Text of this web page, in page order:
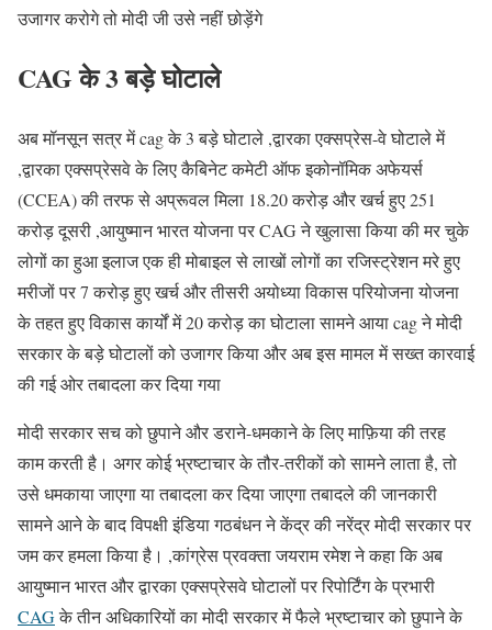
उजागर करोगे तो मोदी जी उसे नहीं छोड़ेंगे
CAG के 3 बड़े घोटाले
अब मॉनसून सत्र में cag के 3 बड़े घोटाले ,द्वारका एक्सप्रेस-वे घोटाले में
,द्वारका एक्सप्रेसवे के लिए कैबिनेट कमेटी ऑफ इकोनॉमिक अफेयर्स
(CCEA) की तरफ से अप्रूवल मिला 18.20 करोड़ और खर्च हुए 251
करोड़ दूसरी ,आयुष्मान भारत योजना पर CAG ने खुलासा किया की मर चुके
लोगों का हुआ इलाज एक ही मोबाइल से लाखों लोगों का रजिस्ट्रेशन मरे हुए
मरीजों पर 7 करोड़ हुए खर्च और तीसरी अयोध्या विकास परियोजना योजना
के तहत हुए विकास कार्यों में 20 करोड़ का घोटाला सामने आया cag ने मोदी
सरकार के बड़े घोटालों को उजागर किया और अब इस मामल में सख्त कारवाई
की गई ओर तबादला कर दिया गया
मोदी सरकार सच को छुपाने और डराने-धमकाने के लिए माफ़िया की तरह
काम करती है। अगर कोई भ्रष्टाचार के तौर-तरीकों को सामने लाता है, तो
उसे धमकाया जाएगा या तबादला कर दिया जाएगा तबादले की जानकारी
सामने आने के बाद विपक्षी इंडिया गठबंधन ने केंद्र की नरेंद्र मोदी सरकार पर
जम कर हमला किया है। ,कांग्रेस प्रवक्ता जयराम रमेश ने कहा कि अब
आयुष्मान भारत और द्वारका एक्सप्रेसवे घोटालों पर रिपोर्टिंग के प्रभारी
CAGके तीन अधिकारियों का मोदी सरकार में फैले भ्रष्टाचार को छुपाने के